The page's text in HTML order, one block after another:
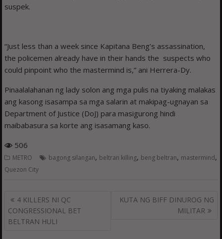
suspek.
“Just less than a week since Kapitana Beng’s assassination,
the policemen already have in their hands the suspects who
could pinpoint who the mastermind is,” ani Herrera-Dy.
Pinaalalahanan ng lady solon ang mga pulis na tiyaking malakas
ang kasong isasampa sa mga salarin at makipag-ugnayan sa
Department of Justice (DoJ) para masigurong hindi
maibabasura sa korte ang isasamang kaso.
506
METRO bagong silangan, beltran killing, beng beltran, mastermind,
Quezon City
Post
navigation
4 KILLERS NI QC
CONGRESSIONAL BET
BELTRAN HULI
KUTA NG BIFF DINUROG NG
MILITAR